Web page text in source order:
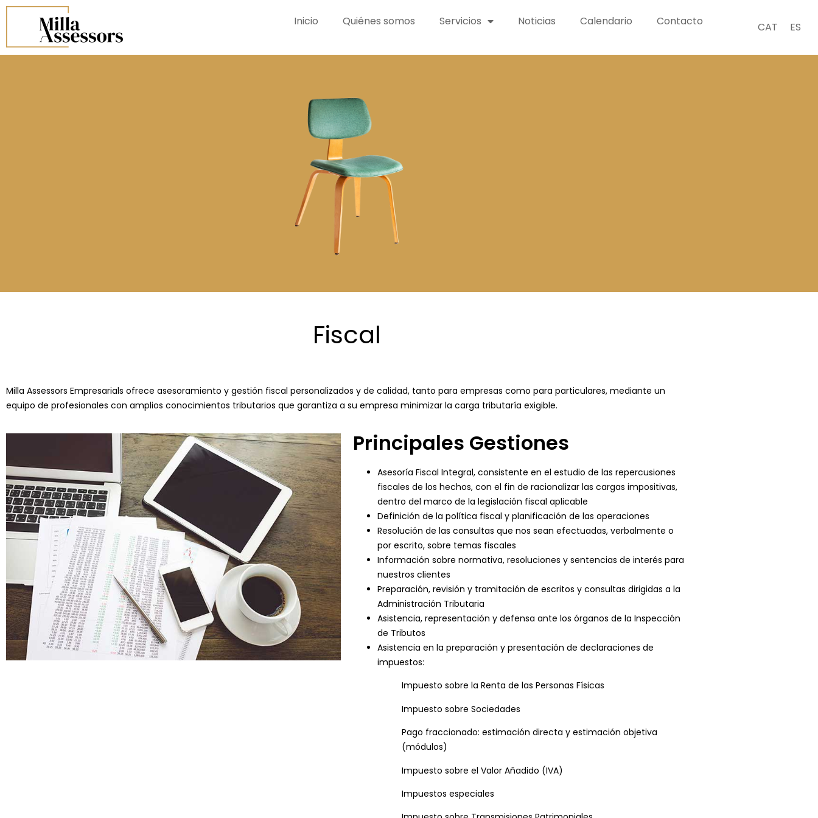
Inicio Quiénes somos Servicios Noticias Calendario Contacto CAT ES
Fiscal
Milla Assessors Empresarials ofrece asesoramiento y gestión fiscal personalizados y de calidad, tanto para empresas como para particulares, mediante un
equipo de profesionales con amplios conocimientos tributarios que garantiza a su empresa minimizar la carga tributaría exigible.
Principales Gestiones
Asesoría Fiscal Integral, consistente en el estudio de las repercusiones
fiscales de los hechos, con el fin de racionalizar las cargas impositivas,
dentro del marco de la legislación fiscal aplicable
Definición de la política fiscal y planificación de las operaciones
Resolución de las consultas que nos sean efectuadas, verbalmente o
por escrito, sobre temas fiscales
Información sobre normativa, resoluciones y sentencias de interés para
nuestros clientes
Preparación, revisión y tramitación de escritos y consultas dirigidas a la
Administración Tributaria
Asistencia, representación y defensa ante los órganos de la Inspección
de Tributos
Asistencia en la preparación y presentación de declaraciones de
impuestos:
Impuesto sobre la Renta de las Personas Físicas
Impuesto sobre Sociedades
Pago fraccionado: estimación directa y estimación objetiva
(módulos)
Impuesto sobre el Valor Añadido (IVA)
Impuestos especiales